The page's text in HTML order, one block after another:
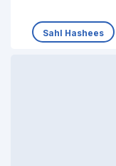
Sahl Hashees